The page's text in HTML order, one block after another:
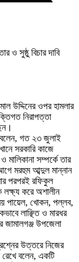
উদ্দিনের ওপর হামলার
নিরাপত্তা
বলেন, গত ২৩ জুলাই
সরকারি কাজে
মালিকানা সম্পর্কে তার
মরহুম আব্দুল মান্নান
পরপরই রফিকুল
লক্ষ্য করে অশালীন
পায়েল, খোকন, পল্লব,
লাঞ্ছিত ও মারধর
উপজেলা
উত্তরে নিজের
বলেন, একটি